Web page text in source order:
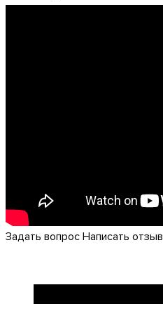
Задать вопрос Написать отзыв